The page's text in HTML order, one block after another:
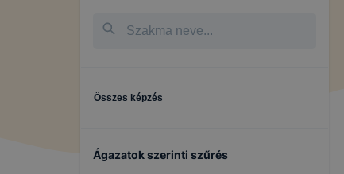
Összes képzés
Ágazatok szerinti szűrés